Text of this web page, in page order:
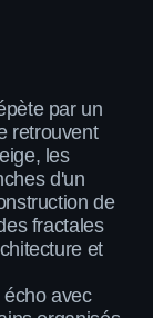
par un
retrouvent
les
d'un
de
fractales
et
avec